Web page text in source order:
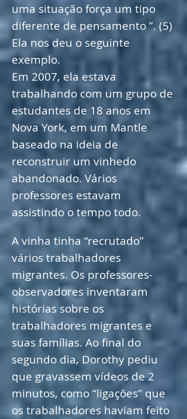
uma situação força um tipo
diferente de pensamento ”. (5)
Ela nos deu o seguinte
exemplo.
Em 2007, ela estava
trabalhando com um grupo de
estudantes de 18 anos em
Nova York, em um Mantle
baseado na ideia de
reconstruir um vinhedo
abandonado. Vários
professores estavam
assistindo o tempo todo.
A vinha tinha “recrutado”
vários trabalhadores
migrantes. Os professores-
observadores inventaram
histórias sobre os
trabalhadores migrantes e
suas famílias. Ao final do
segundo dia, Dorothy pediu
que gravassem vídeos de 2
minutos, como “ligações” que
os trabalhadores haviam feito